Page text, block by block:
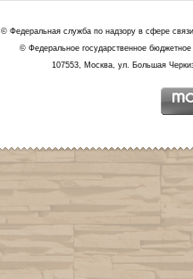
© Федеральная служба по надзору в сфере
© Федеральное государственное
107553, Москва, ул. Большая